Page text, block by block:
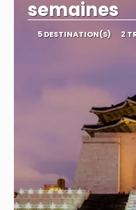
semaines
5 DESTINATION(S) 2